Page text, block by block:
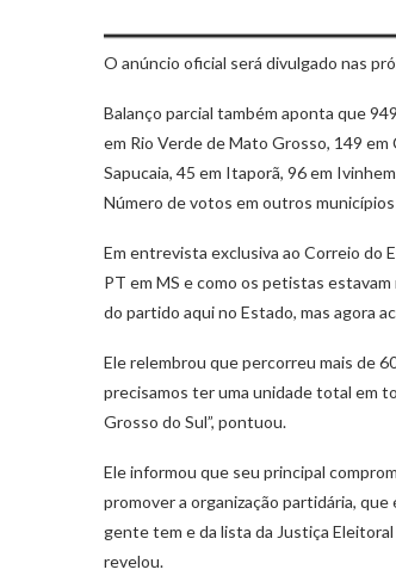
O anúncio oficial será divulgado nas
Balanço parcial também aponta que
em Rio Verde de Mato Grosso, 149
Sapucaia, 45 em Itaporã, 96 em
Número de votos em outros
Em entrevista exclusiva ao Correio do
PT em MS e como os petistas
do partido aqui no Estado, mas agora
Ele relembrou que percorreu mais de
precisamos ter uma unidade total em
Grosso do Sul”, pontuou.
Ele informou que seu principal
promover a organização partidária,
gente tem e da lista da Justiça
revelou.